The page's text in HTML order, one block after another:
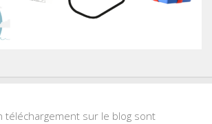
téléchargement sur le blog sont